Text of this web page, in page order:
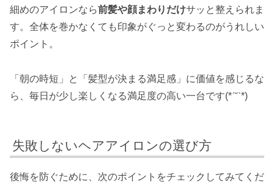
細めのアイロンなら前髪や顔まわりだけサッと整えられま
す。全体を巻かなくても印象がぐっと変わるのがうれしい
ポイント。
「朝の時短」と「髪型が決まる満足感」に価値を感じるな
ら、毎日が少し楽しくなる満足度の高い一台です(*ˊ˘ˋ*)
失敗しないヘアアイロンの選び方
後悔を防ぐために、次のポイントをチェックしてみてくだ